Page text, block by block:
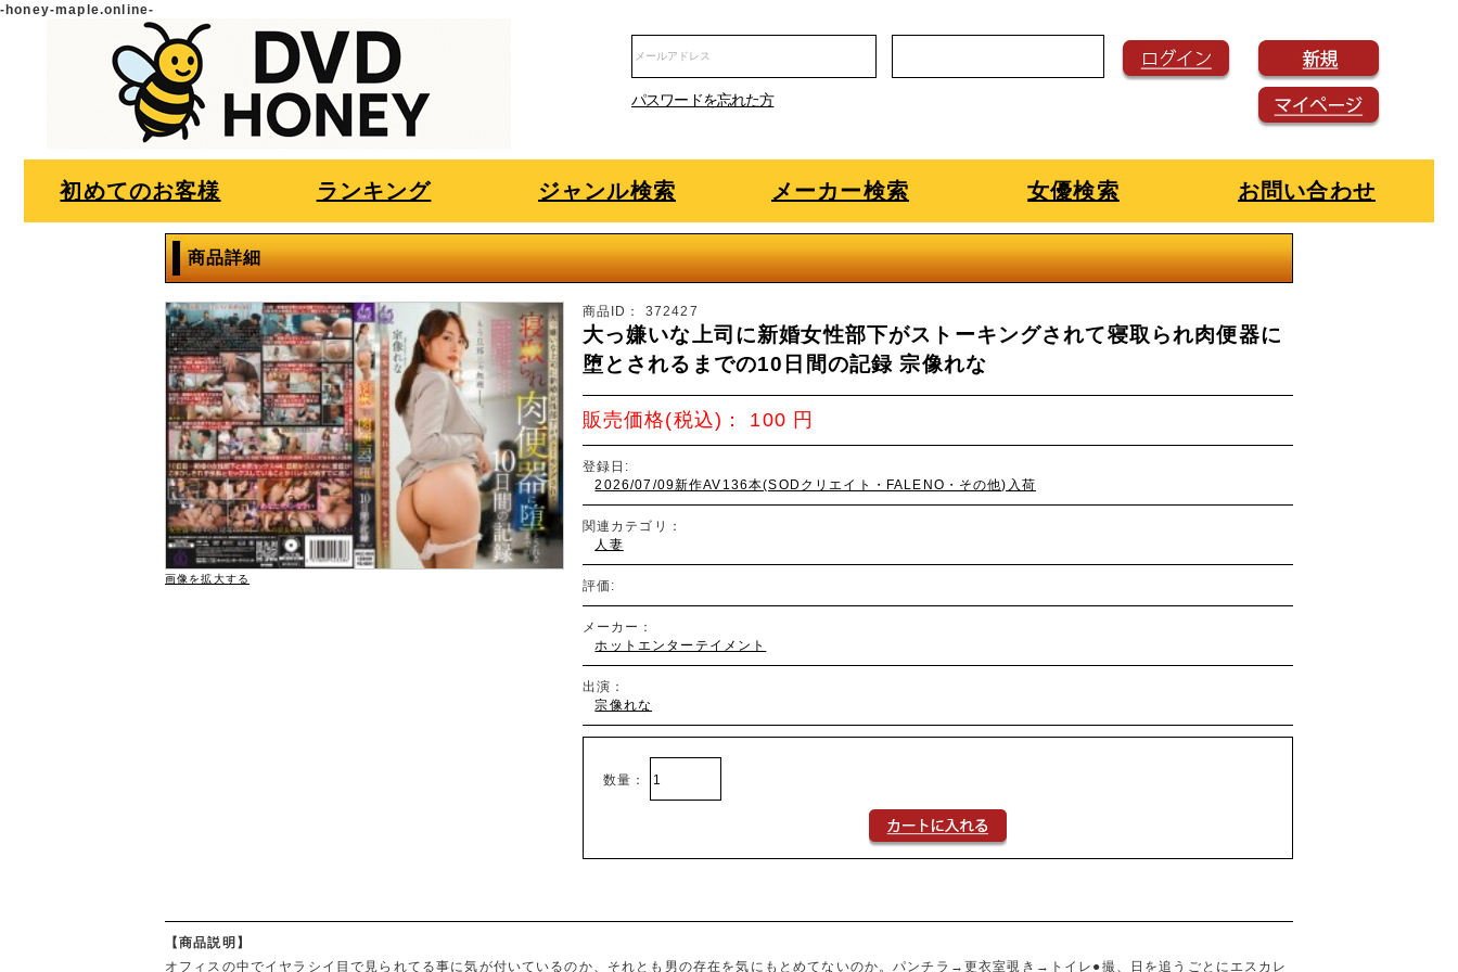
-honey-maple.online-
パスワードを忘れた方
初めてのお客様 ランキング ジャンル検索 メーカー検索 女優検索 お問い合わせ
商品詳細
画像を拡大する
商品ID： 372427
大っ嫌いな上司に新婚女性部下がストーキングされて寝取られ肉便器に
堕とされるまでの10日間の記録 宗像れな
販売価格(税込)： 100 円
登録日:
2026/07/09新作AV136本(SODクリエイト・FALENO・その他)入荷
関連カテゴリ：
人妻
評価:
メーカー：
ホットエンターテイメント
出演：
宗像れな
数量：
【商品説明】
オフィスの中でイヤラシイ目で見られてる事に気が付いているのか、それとも男の存在を気にもとめてないのか。パンチラ→更衣室覗き→トイレ●撮、日を追うごとにエスカレ